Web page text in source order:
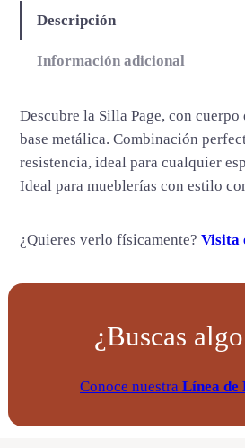
t
a
d
Descripción
Información adicional
Descubre la Silla Page, con
base metálica. Combinación
resistencia, ideal para cualquier
Ideal para mueblerías con estilo
¿Quieres verlo físicamente?Visita
¿Buscas
Conoce nuestra Línea de